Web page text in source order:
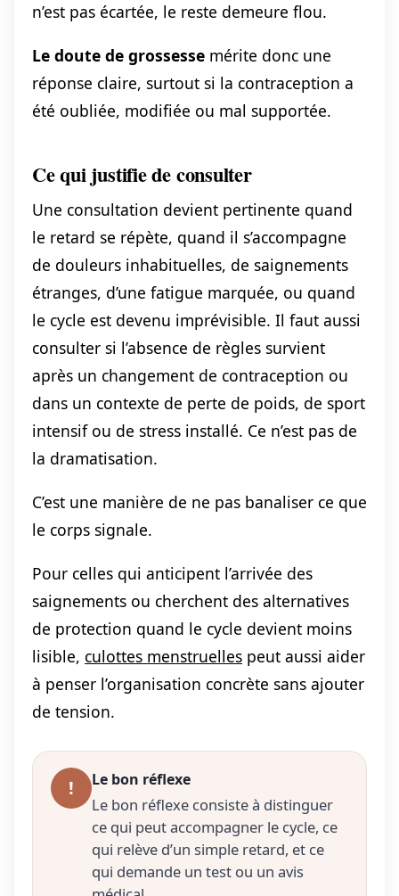
n’est pas écartée, le reste demeure flou.
Le doute de grossesse mérite donc une
réponse claire, surtout si la contraception a
été oubliée, modifiée ou mal supportée.
Ce qui justifie de consulter
Une consultation devient pertinente quand
le retard se répète, quand il s’accompagne
de douleurs inhabituelles, de saignements
étranges, d’une fatigue marquée, ou quand
le cycle est devenu imprévisible. Il faut aussi
consulter si l’absence de règles survient
après un changement de contraception ou
dans un contexte de perte de poids, de sport
intensif ou de stress installé. Ce n’est pas de
la dramatisation.
C’est une manière de ne pas banaliser ce que
le corps signale.
Pour celles qui anticipent l’arrivée des
saignements ou cherchent des alternatives
de protection quand le cycle devient moins
lisible, culottes menstruelles peut aussi aider
à penser l’organisation concrète sans ajouter
de tension.
! Le bon réflexe
Le bon réflexe consiste à distinguer
ce qui peut accompagner le cycle, ce
qui relève d’un simple retard, et ce
qui demande un test ou un avis